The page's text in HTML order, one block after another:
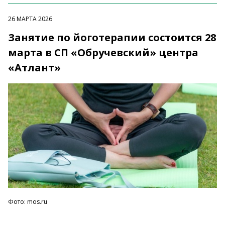
26 МАРТА 2026
Занятие по йоготерапии состоится 28
марта в СП «Обручевский» центра
«Атлант»
Фото: mos.ru